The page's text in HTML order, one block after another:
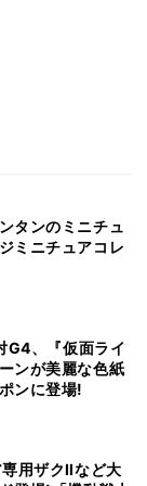
タンのミニチュ
ミニチュアコレ
G4、『仮面ライ
ンが美麗な色紙
ンに登場!
専用ザクⅡなど大